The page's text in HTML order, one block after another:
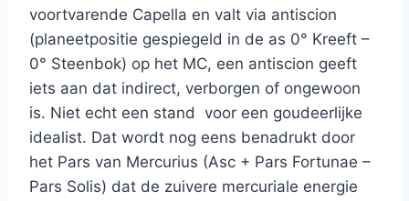
voortvarende Capella en valt via antiscion
(planeetpositie gespiegeld in de as 0° Kreeft –
0° Steenbok) op het MC, een antiscion geeft
iets aan dat indirect, verborgen of ongewoon
is. Niet echt een stand voor een goudeerlijke
idealist. Dat wordt nog eens benadrukt door
het Pars van Mercurius (Asc + Pars Fortunae –
Pars Solis) dat de zuivere mercuriale energie